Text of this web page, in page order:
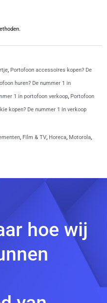
, Portofoon accessoires kopen? De
huren? De nummer 1 in
1 in portofoon verkoop, Portofoon
kopen? De nummer 1 in verkoop
, Film & TV, Horeca, Motorola,
hoe wij